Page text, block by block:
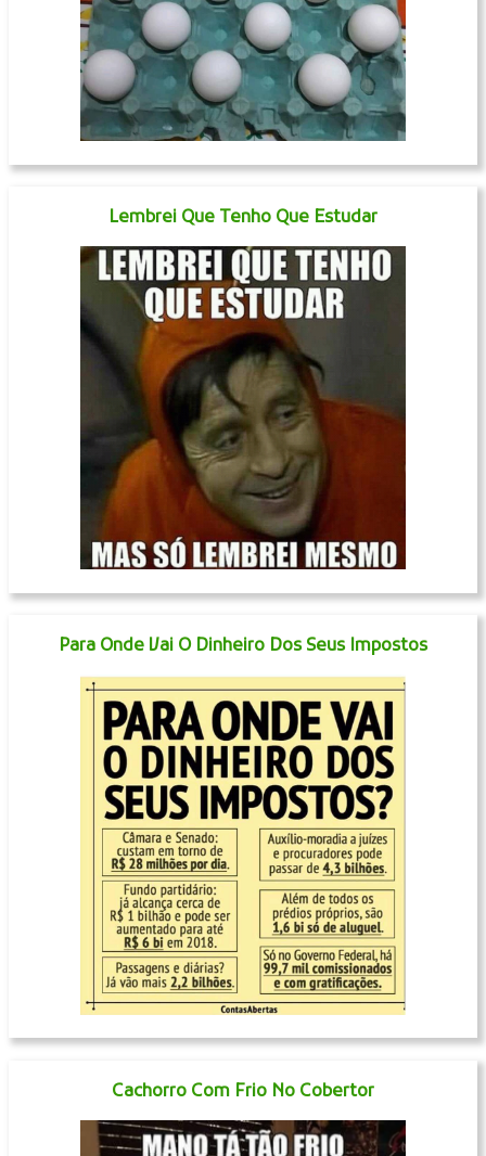
Lembrei Que Tenho Que Estudar
Para Onde Vai O Dinheiro Dos Seus Impostos
Cachorro Com Frio No Cobertor